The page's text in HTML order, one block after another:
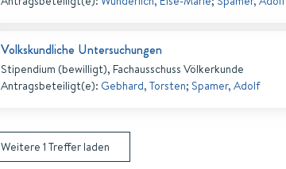
Volkskundliche Untersuchungen
Stipendium (bewilligt), Fachausschuss Völkerkunde
Antragsbeteiligt(e): Gebhard, Torsten; Spamer, Adolf
Weitere 1 Treffer laden